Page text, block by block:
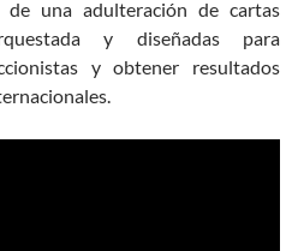
una adulteración de cartas
y diseñadas para
y obtener resultados